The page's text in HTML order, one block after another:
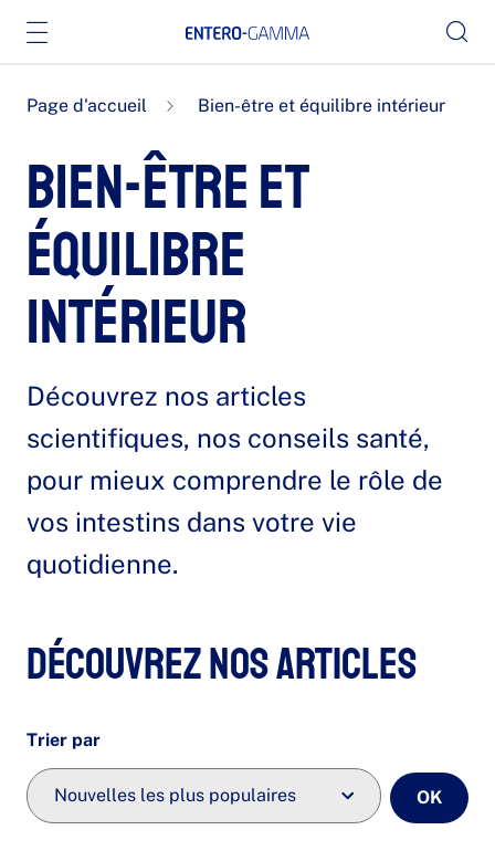
Page d'accueil Bien-être et équilibre intérieur
Bien-être et
équilibre
intérieur
Découvrez nos articles
scientifiques, nos conseils santé,
pour mieux comprendre le rôle de
vos intestins dans votre vie
quotidienne.
Découvrez nos articles
Trier par
OK